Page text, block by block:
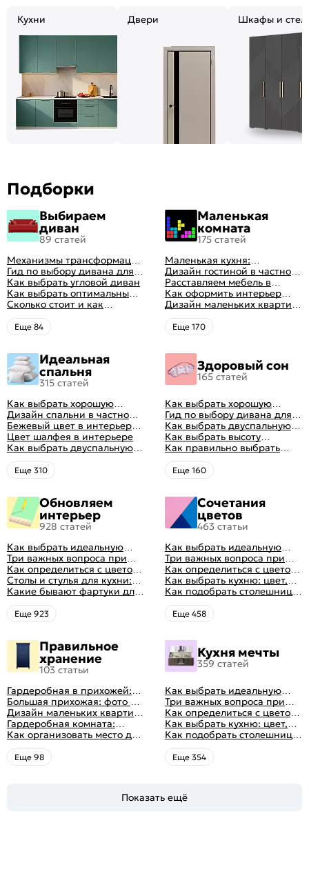
Кухни Двери Шкафы и
Подборки
Выбираем
диван
89 статей
Механизмы трансформации
диванов: все виды,
особенности, плюсы и
минусы
Гид по выбору дивана для
сна
Как выбрать угловой диван
Как выбрать оптимальный
цвет стен в гостиной: 50
Сколько стоит и как
Eще 84
Маленькая
комната
175 статей
Маленькая кухня:
планировка, стили, цвет и
рисунок, реальные фото
Дизайн гостиной в частном
доме: 50 вариантов с фото
Расставляем мебель в
гостиной: главные правила
рациональной планировки
Как оформить интерьер
однокомнатной квартиры:
Дизайн маленьких квартир:
интерьера с фото
Eще 170
Идеальная
спальня
315 статей
Как выбрать хорошую
кровать для сна
Дизайн спальни в частном
доме: множество идей
оформления идеальных
интерьеров
Бежевый цвет в интерьере
спальни 2024, 40 красивых
интерьеров с фото
Цвет шалфея в интерьере
Как выбрать двуспальную
правильно: советы и фото в
интерьере
Eще 310
Здоровый сон
165 статей
Как выбрать хорошую
кровать для сна
Гид по выбору дивана для
сна
Как выбрать двуспальную
кровать и матрас
правильно: советы и фото в
Как выбрать высоту
матраса
Как правильно выбрать
Eще 160
Обновляем
интерьер
928 статей
Как выбрать идеальную
планировку для кухни
Три важных вопроса при
выборе кухни: готовка,
посуда, комфорт
Как определиться с цветом
кухни: светлые, темные,
яркие
Столы и стулья для кухни:
советы по выбору
Какие бывают фартуки для
выбрать
Eще 923
Сочетания
цветов
463 статьи
Как выбрать идеальную
планировку для кухни
Три важных вопроса при
выборе кухни: готовка,
посуда, комфорт
Как определиться с цветом
кухни: светлые, темные,
яркие
Как выбрать кухню: цвет,
планировка, аксессуары
Как подобрать столешницу
Eще 458
Правильное
хранение
103 статьи
Гардеробная в прихожей:
виды, фото в интерьере,
идеи дизайна
Большая прихожая: фото с
функциональным
распределением дизайна
Дизайн маленьких квартир:
10 идей для дизайна
интерьера с фото
Гардеробная комната:
дизайн, планировка, советы
распространенные ошибки
Как организовать место для
Eще 98
Кухня мечты
359 статей
Как выбрать идеальную
планировку для кухни
Три важных вопроса при
выборе кухни: готовка,
посуда, комфорт
Как определиться с цветом
кухни: светлые, темные,
яркие
Как выбрать кухню: цвет,
планировка, аксессуары
Как подобрать столешницу
Eще 354
Показать ещё